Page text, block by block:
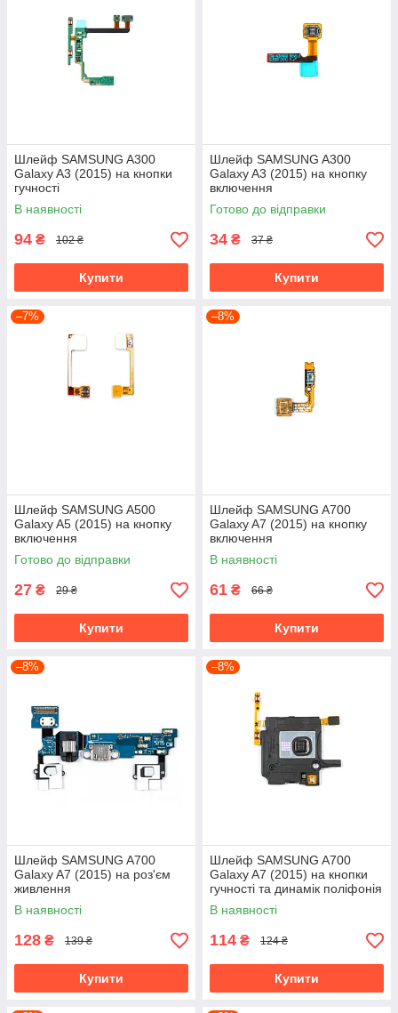
Шлейф SAMSUNG A300
Galaxy A3 (2015) на кнопки
гучності
В наявності
94 ₴ 102 ₴
Купити
Шлейф SAMSUNG A300
Galaxy A3 (2015) на кнопку
включення
Готово до відправки
34 ₴ 37 ₴
Купити
–7%
Шлейф SAMSUNG A500
Galaxy A5 (2015) на кнопку
включення
Готово до відправки
27 ₴ 29 ₴
Купити
–8%
Шлейф SAMSUNG A700
Galaxy A7 (2015) на кнопку
включення
В наявності
61 ₴ 66 ₴
Купити
–8%
Шлейф SAMSUNG A700
Galaxy A7 (2015) на роз'єм
живлення
В наявності
128 ₴ 139 ₴
Купити
–8%
Шлейф SAMSUNG A700
Galaxy A7 (2015) на кнопки
гучності та динамік поліфонія
В наявності
114 ₴ 124 ₴
Купити